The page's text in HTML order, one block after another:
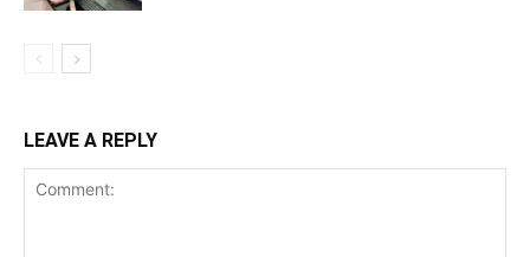
LEAVE A REPLY